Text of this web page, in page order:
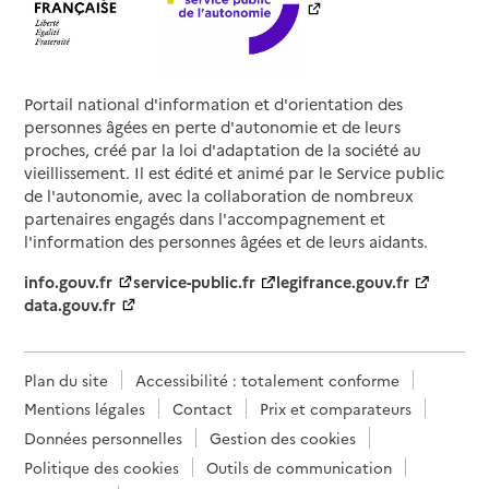
Portail national d'information et d'orientation des
personnes âgées en perte d'autonomie et de leurs
proches, créé par la loi d'adaptation de la société au
vieillissement. Il est édité et animé par le Service public
de l'autonomie, avec la collaboration de nombreux
partenaires engagés dans l'accompagnement et
l'information des personnes âgées et de leurs aidants.
info.gouv.fr
service-public.fr
legifrance.gouv.fr
data.gouv.fr
Plan du site
Accessibilité : totalement conforme
Mentions légales
Contact
Prix et comparateurs
Données personnelles
Gestion des cookies
Politique des cookies
Outils de communication